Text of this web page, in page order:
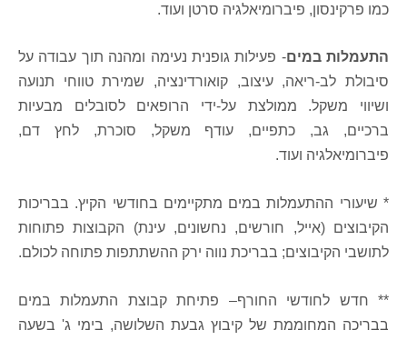
כמו פרקינסון, פיברומיאלגיה סרטן ועוד.
התעמלות במים- פעילות גופנית נעימה ומהנה תוך עבודה על
סיבולת לב-ריאה, עיצוב, קואורדינציה, שמירת טווחי תנועה
ושיווי משקל. ממולצת על-ידי הרופאים לסובלים מבעיות
ברכיים, גב, כתפיים, עודף משקל, סוכרת, לחץ דם,
פיברומיאלגיה ועוד.
* שיעורי ההתעמלות במים מתקיימים בחודשי הקיץ. בבריכות
הקיבוצים (אייל, חורשים, נחשונים, עינת) הקבוצות פתוחות
לתושבי הקיבוצים; בבריכת נווה ירק ההשתתפות פתוחה לכולם.
** חדש לחודשי החורף– פתיחת קבוצת התעמלות במים
בבריכה המחוממת של קיבוץ גבעת השלושה, בימי ג' בשעה